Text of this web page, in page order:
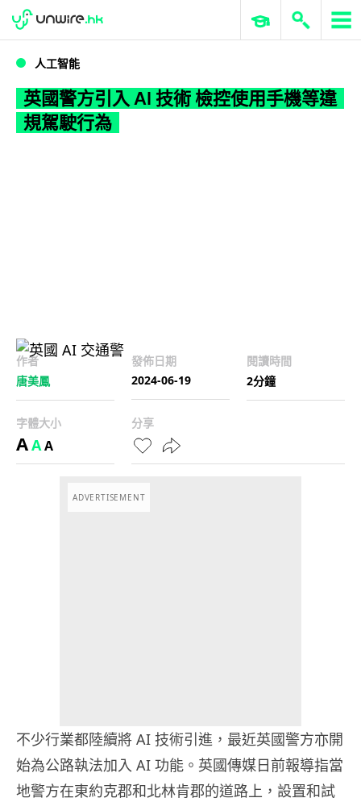
WWDC 2026 ERP 與商業 AI
人工智能
英國警方引入 AI 技術 檢控使用手機等違
規駕駛行為
作者
唐美鳳
發佈日期
2024-06-19
閱讀時間
2分鐘
字體大小
AAA
分享
ADVERTISEMENT
不少行業都陸續將 AI 技術引進，最近英國警方亦開
始為公路執法加入 AI 功能。英國傳媒日前報導指當
地警方在東約克郡和北林肯郡的道路上，設置和試